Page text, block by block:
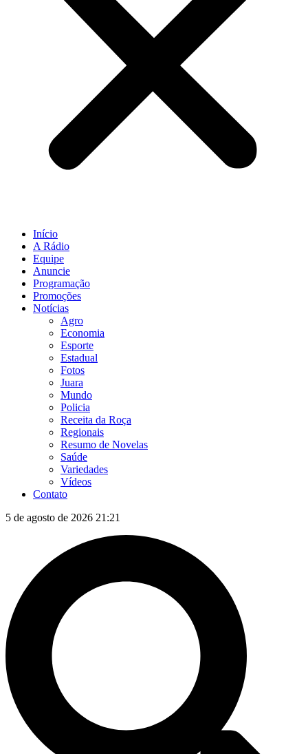
Início
A Rádio
Equipe
Anuncie
Programação
Promoções
Notícias
Agro
Economia
Esporte
Estadual
Fotos
Juara
Mundo
Policia
Receita da Roça
Regionais
Resumo de Novelas
Saúde
Variedades
Vídeos
Contato
5 de agosto de 2026 21:21